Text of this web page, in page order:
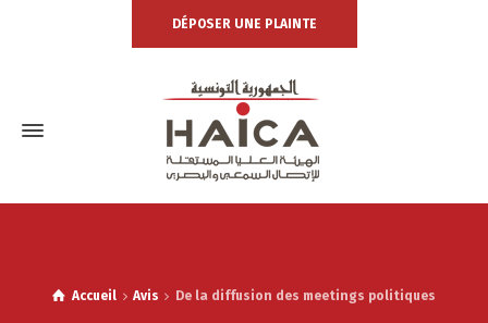
DÉPOSER UNE PLAINTE
Accueil Avis De la diffusion des meetings politiques